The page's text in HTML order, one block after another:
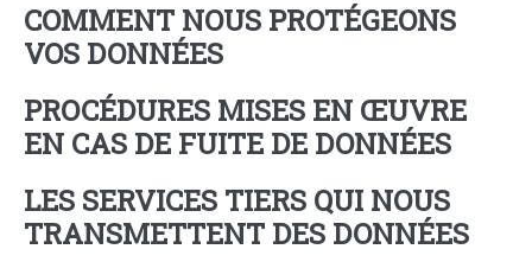
COMMENT NOUS PROTÉGEONS
VOS DONNÉES
PROCÉDURES MISES EN ŒUVRE
EN CAS DE FUITE DE DONNÉES
LES SERVICES TIERS QUI NOUS
TRANSMETTENT DES DONNÉES